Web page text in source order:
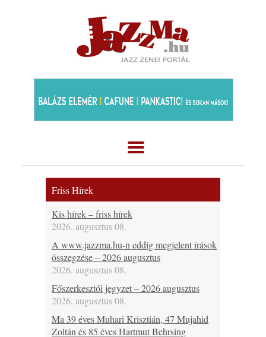
Friss Hírek
Kis hírek – friss hírek
2026. augusztus 08.
A www.jazzma.hu-n eddig megjelent írások
összegzése – 2026 augusztus
2026. augusztus 08.
Főszerkesztői jegyzet – 2026 augusztus
2026. augusztus 08.
Ma 39 éves Muhari Krisztián, 47 Mujahid
Zoltán és 85 éves Hartmut Behrsing